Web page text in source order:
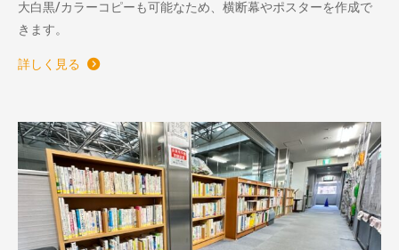
大白黒/カラーコピーも可能なため、横断幕やポスターを作成で
きます。
詳しく見る